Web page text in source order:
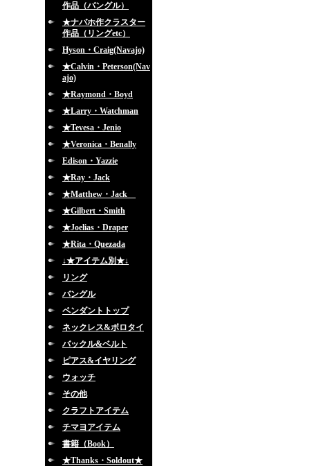
作品（バングル）
★ナバホ作クラスター
作品（リングetc）
Hyson・Craig(Navajo)
★Calvin・Peterson(Nav
ajo)
★Raymond・Boyd
★Larry・Watchman
★Tevesa・Jenio
★Veronica・Benally
Edison・Yazzie
★Ray・Jack
★Matthew・Jack
★Gilbert・Smith
★Joelias・Draper
★Rita・Quezada
↓★アイテム別★↓
リング
バングル
ペンダントトップ
ネックレス&ボロタイ
バックル&ベルト
ピアス&イヤリング
ウォッチ
その他
クラフトアイテム
チマヨアイテム
書籍（Book）
★Thanks・Soldout★